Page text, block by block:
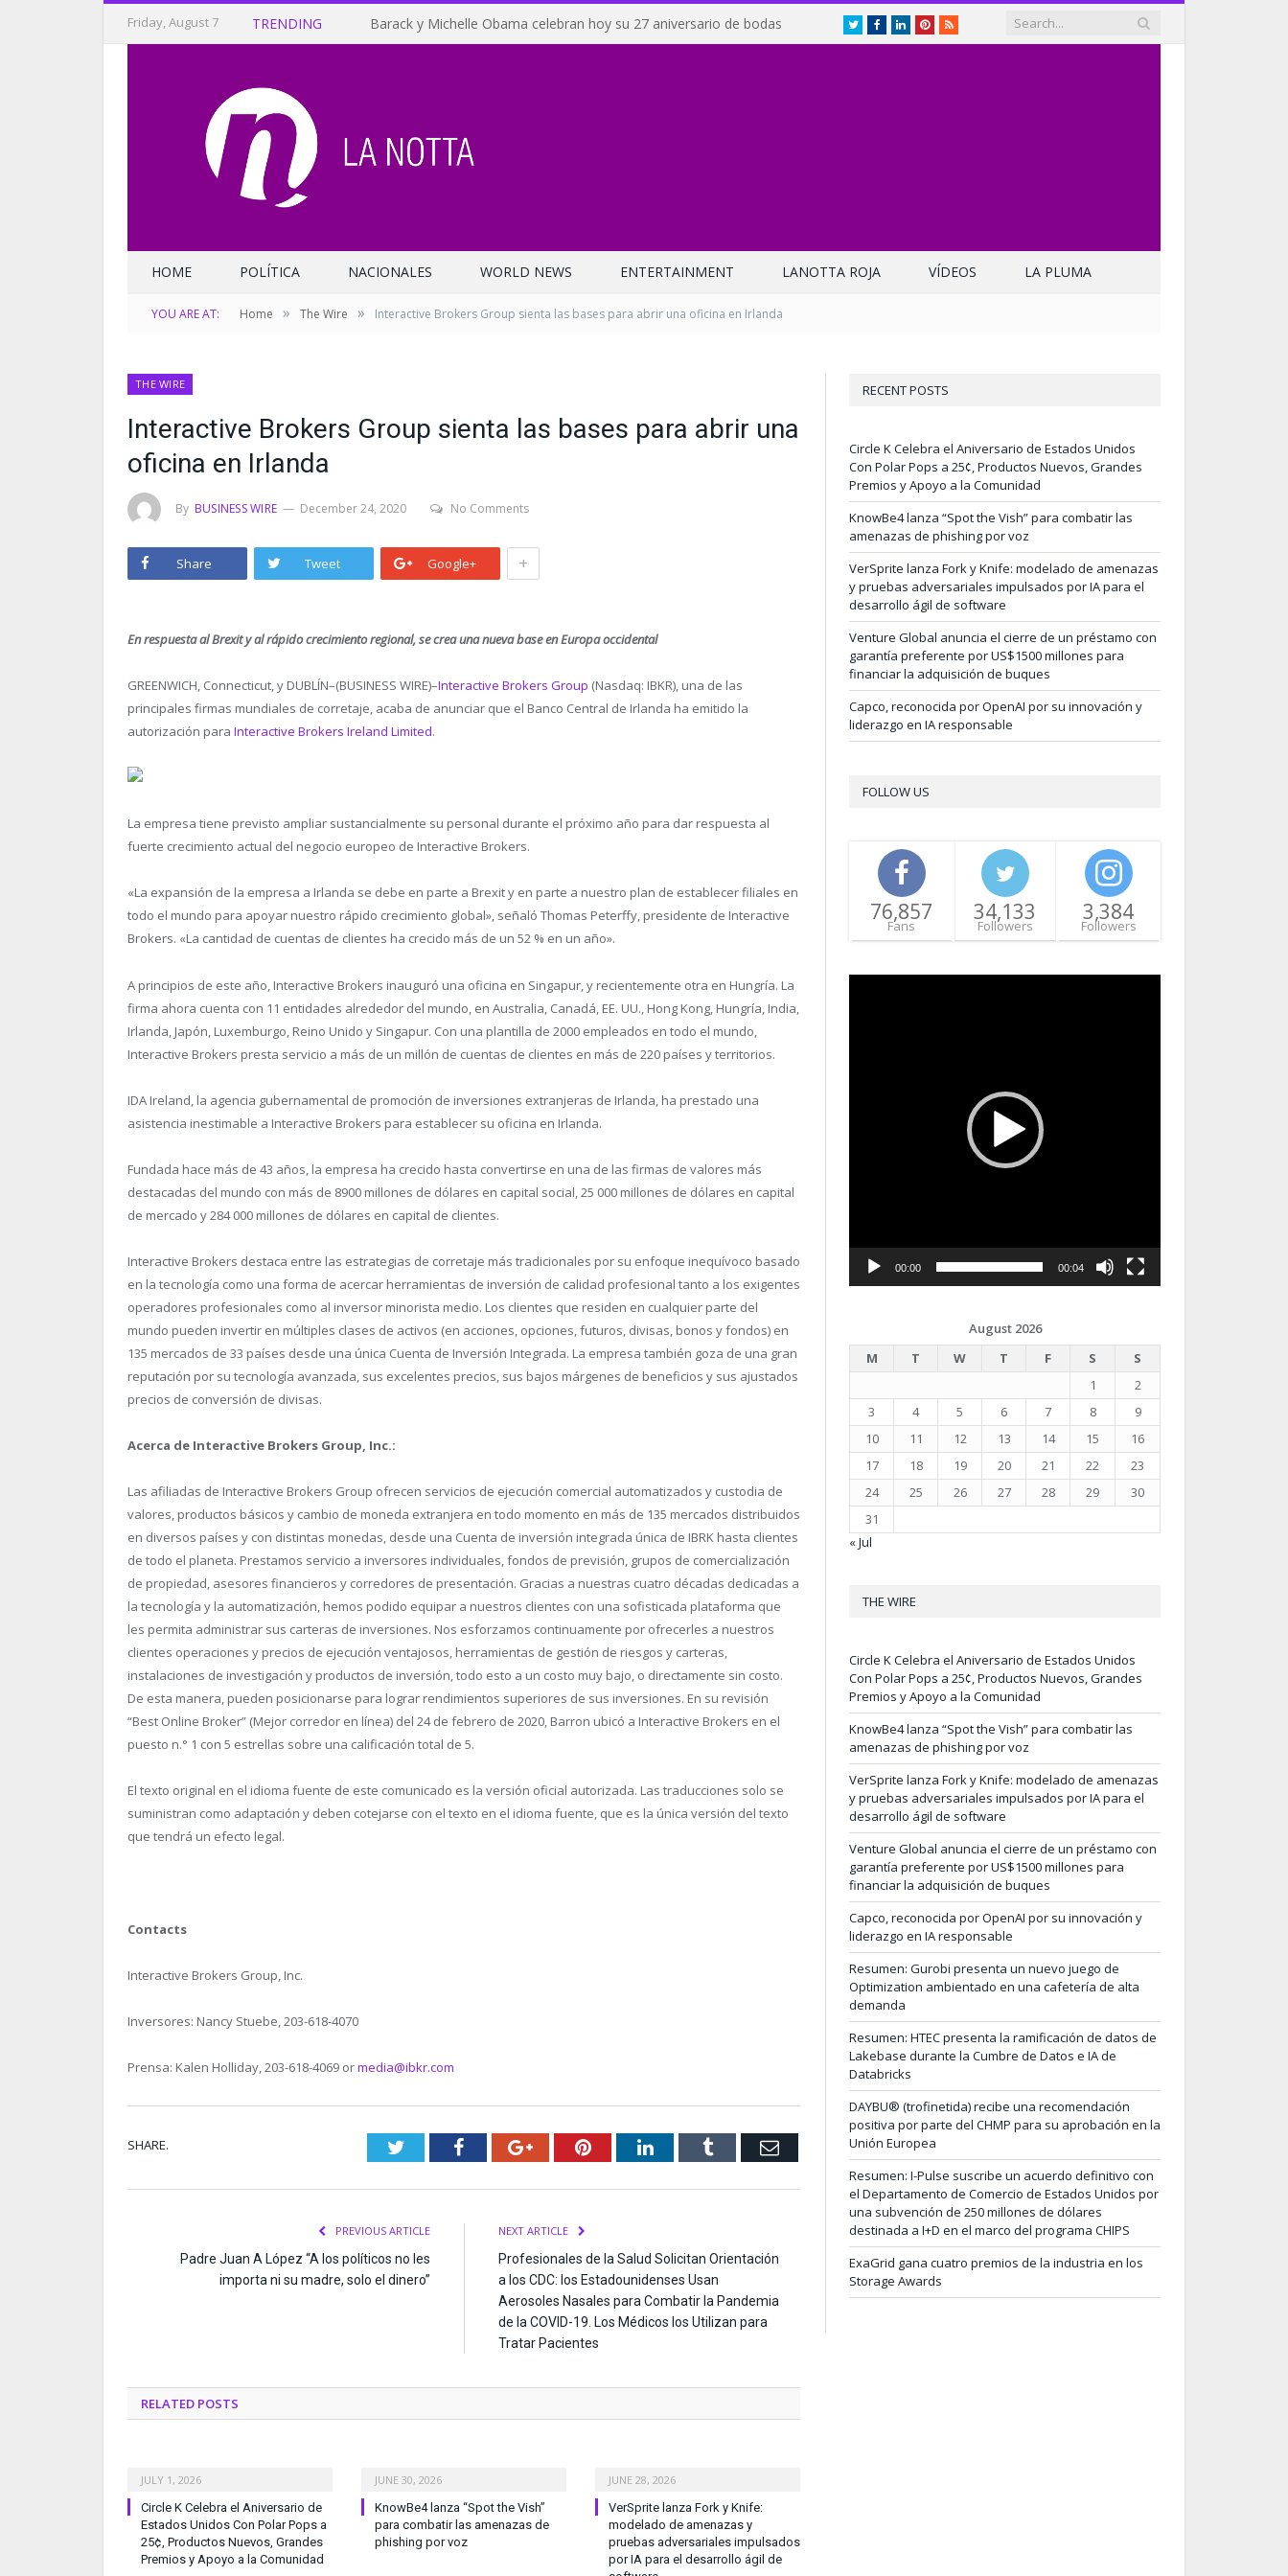
Friday, August 7 TRENDING Barack y Michelle Obama celebran hoy su 27 aniversario de bodas TwitterFacebookLinkedInPinterest
RSS
HOME POLÍTICA NACIONALES WORLD NEWS ENTERTAINMENT LANOTTA ROJA VÍDEOS LA PLUMA
YOU ARE AT: Home » The Wire » Interactive Brokers Group sienta las bases para abrir una oficina en Irlanda
THE WIRE
Interactive Brokers Group sienta las bases para abrir una
oficina en Irlanda
By BUSINESS WIRE December 24, 2020 No Comments
Share Tweet Google+ +
En respuesta al Brexit y al rápido crecimiento regional, se crea una nueva base en Europa occidental
GREENWICH, Connecticut, y DUBLÍN–(BUSINESS WIRE)–Interactive Brokers Group (Nasdaq: IBKR), una de las
principales firmas mundiales de corretaje, acaba de anunciar que el Banco Central de Irlanda ha emitido la
autorización para Interactive Brokers Ireland Limited.
La empresa tiene previsto ampliar sustancialmente su personal durante el próximo año para dar respuesta al
fuerte crecimiento actual del negocio europeo de Interactive Brokers.
«La expansión de la empresa a Irlanda se debe en parte a Brexit y en parte a nuestro plan de establecer filiales en
todo el mundo para apoyar nuestro rápido crecimiento global», señaló Thomas Peterffy, presidente de Interactive
Brokers. «La cantidad de cuentas de clientes ha crecido más de un 52 % en un año».
A principios de este año, Interactive Brokers inauguró una oficina en Singapur, y recientemente otra en Hungría. La
firma ahora cuenta con 11 entidades alrededor del mundo, en Australia, Canadá, EE. UU., Hong Kong, Hungría, India,
Irlanda, Japón, Luxemburgo, Reino Unido y Singapur. Con una plantilla de 2000 empleados en todo el mundo,
Interactive Brokers presta servicio a más de un millón de cuentas de clientes en más de 220 países y territorios.
IDA Ireland, la agencia gubernamental de promoción de inversiones extranjeras de Irlanda, ha prestado una
asistencia inestimable a Interactive Brokers para establecer su oficina en Irlanda.
Fundada hace más de 43 años, la empresa ha crecido hasta convertirse en una de las firmas de valores más
destacadas del mundo con más de 8900 millones de dólares en capital social, 25 000 millones de dólares en capital
de mercado y 284 000 millones de dólares en capital de clientes.
Interactive Brokers destaca entre las estrategias de corretaje más tradicionales por su enfoque inequívoco basado
en la tecnología como una forma de acercar herramientas de inversión de calidad profesional tanto a los exigentes
operadores profesionales como al inversor minorista medio. Los clientes que residen en cualquier parte del
mundo pueden invertir en múltiples clases de activos (en acciones, opciones, futuros, divisas, bonos y fondos) en
135 mercados de 33 países desde una única Cuenta de Inversión Integrada. La empresa también goza de una gran
reputación por su tecnología avanzada, sus excelentes precios, sus bajos márgenes de beneficios y sus ajustados
precios de conversión de divisas.
Acerca de Interactive Brokers Group, Inc.:
Las afiliadas de Interactive Brokers Group ofrecen servicios de ejecución comercial automatizados y custodia de
valores, productos básicos y cambio de moneda extranjera en todo momento en más de 135 mercados distribuidos
en diversos países y con distintas monedas, desde una Cuenta de inversión integrada única de IBRK hasta clientes
de todo el planeta. Prestamos servicio a inversores individuales, fondos de previsión, grupos de comercialización
de propiedad, asesores financieros y corredores de presentación. Gracias a nuestras cuatro décadas dedicadas a
la tecnología y la automatización, hemos podido equipar a nuestros clientes con una sofisticada plataforma que
les permita administrar sus carteras de inversiones. Nos esforzamos continuamente por ofrecerles a nuestros
clientes operaciones y precios de ejecución ventajosos, herramientas de gestión de riesgos y carteras,
instalaciones de investigación y productos de inversión, todo esto a un costo muy bajo, o directamente sin costo.
De esta manera, pueden posicionarse para lograr rendimientos superiores de sus inversiones. En su revisión
“Best Online Broker” (Mejor corredor en línea) del 24 de febrero de 2020, Barron ubicó a Interactive Brokers en el
puesto n.° 1 con 5 estrellas sobre una calificación total de 5.
El texto original en el idioma fuente de este comunicado es la versión oficial autorizada. Las traducciones solo se
suministran como adaptación y deben cotejarse con el texto en el idioma fuente, que es la única versión del texto
que tendrá un efecto legal.
Contacts
Interactive Brokers Group, Inc.
Inversores: Nancy Stuebe, 203-618-4070
Prensa: Kalen Holliday, 203-618-4069 ormedia@ibkr.com
SHARE. TwitterFacebookGoogle+PinterestLinkedInTumblr Email
PREVIOUS ARTICLE
Padre Juan A López “A los políticos no les
importa ni su madre, solo el dinero”
NEXT ARTICLE
Profesionales de la Salud Solicitan Orientación
a los CDC: los Estadounidenses Usan
Aerosoles Nasales para Combatir la Pandemia
de la COVID-19. Los Médicos los Utilizan para
Tratar Pacientes
RELATED POSTS
JULY 1, 2026
Circle K Celebra el Aniversario de
Estados Unidos Con Polar Pops a
25¢, Productos Nuevos, Grandes
Premios y Apoyo a la Comunidad
JUNE 30, 2026
KnowBe4 lanza “Spot the Vish”
para combatir las amenazas de
phishing por voz
JUNE 28, 2026
VerSprite lanza Fork y Knife:
modelado de amenazas y
pruebas adversariales impulsados
por IA para el desarrollo ágil de
RECENT POSTS
Circle K Celebra el Aniversario de Estados Unidos
Con Polar Pops a 25¢, Productos Nuevos, Grandes
Premios y Apoyo a la Comunidad
KnowBe4 lanza “Spot the Vish” para combatir las
amenazas de phishing por voz
VerSprite lanza Fork y Knife: modelado de amenazas
y pruebas adversariales impulsados por IA para el
desarrollo ágil de software
Venture Global anuncia el cierre de un préstamo con
garantía preferente por US$1500 millones para
financiar la adquisición de buques
Capco, reconocida por OpenAI por su innovación y
liderazgo en IA responsable
FOLLOW US
76,857
Fans
34,133
Followers
3,384
Followers
00:00 00:04
August 2026
M
T W T F S
S
1
2
3
4 5 6 7 8
9
10
11 12 13 14 15
16
17
18 19 20 21 22
23
24
25 26 27 28 29
30
31
« Jul
THE WIRE
Circle K Celebra el Aniversario de Estados Unidos
Con Polar Pops a 25¢, Productos Nuevos, Grandes
Premios y Apoyo a la Comunidad
KnowBe4 lanza “Spot the Vish” para combatir las
amenazas de phishing por voz
VerSprite lanza Fork y Knife: modelado de amenazas
y pruebas adversariales impulsados por IA para el
desarrollo ágil de software
Venture Global anuncia el cierre de un préstamo con
garantía preferente por US$1500 millones para
financiar la adquisición de buques
Capco, reconocida por OpenAI por su innovación y
liderazgo en IA responsable
Resumen: Gurobi presenta un nuevo juego de
Optimization ambientado en una cafetería de alta
demanda
Resumen: HTEC presenta la ramificación de datos de
Lakebase durante la Cumbre de Datos e IA de
Databricks
DAYBU® (trofinetida) recibe una recomendación
positiva por parte del CHMP para su aprobación en la
Unión Europea
Resumen: I-Pulse suscribe un acuerdo definitivo con
el Departamento de Comercio de Estados Unidos por
una subvención de 250 millones de dólares
destinada a I+D en el marco del programa CHIPS
ExaGrid gana cuatro premios de la industria en los
Storage Awards